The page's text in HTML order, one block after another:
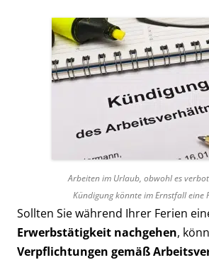
Arbeiten im Urlaub, obwohl es
Kündigung könnte im Ernstfall eine
Sollten Sie während Ihrer Ferien
Erwerbstätigkeit nachgehen,
Verpflichtungen gemäß